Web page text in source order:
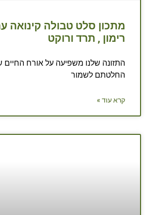
מתכון סלט טבולה קינואה
רימון , תרד ורוקט
התזונה שלנו משפיעה על אורח החיים
החלטתם לשמור
קרא עוד »